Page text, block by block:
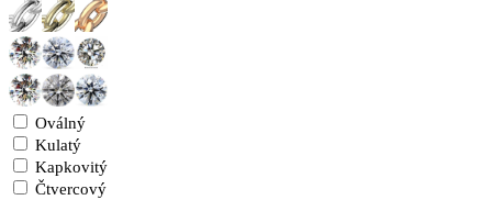
Oválný
Kulatý
Kapkovitý
Čtvercový